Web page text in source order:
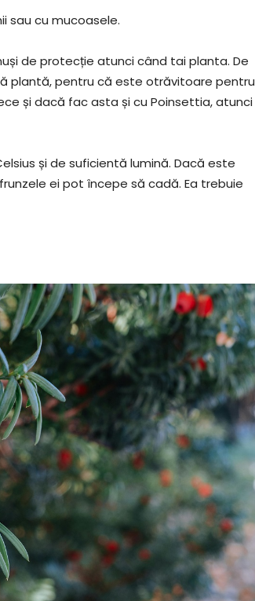
sau cu mucoasele.
de protecție atunci când tai planta. De
plantă, pentru că este otrăvitoare pentru
și dacă fac asta și cu Poinsettia, atunci
și de suficientă lumină. Dacă este
ei pot începe să cadă. Ea trebuie